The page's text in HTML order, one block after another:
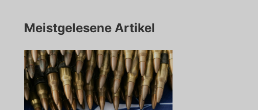
Meistgelesene Artikel